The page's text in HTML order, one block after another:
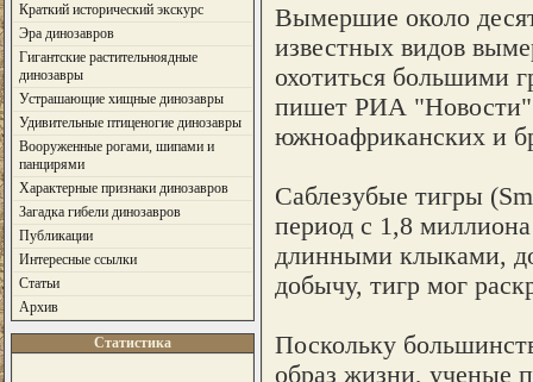
Краткий исторический экскурс
Эра динозавров
Гигантские растительноядные
динозавры
Устрашающие хищные динозавры
Удивительные птиценогие динозавры
Вооруженные рогами, шипами и
панцирями
Характерные признаки динозавров
Загадка гибели динозавров
Публикации
Интересные ссылки
Статьи
Архив
Статистика
Вымершие около
известных видов
охотиться большими
пишет РИА "Новости"
южноафриканских и
Саблезубые тигры
период с 1,8
длинными клыками,
добычу, тигр мог
Поскольку
образ жизни, ученые